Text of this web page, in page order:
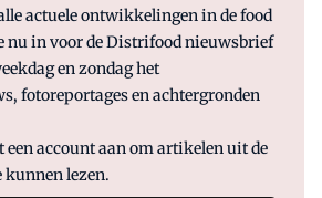
actuele ontwikkelingen in de food
nu in voor de Distrifood nieuwsbrief
en zondag het
fotoreportages en achtergronden
account aan om artikelen uit de
lezen.